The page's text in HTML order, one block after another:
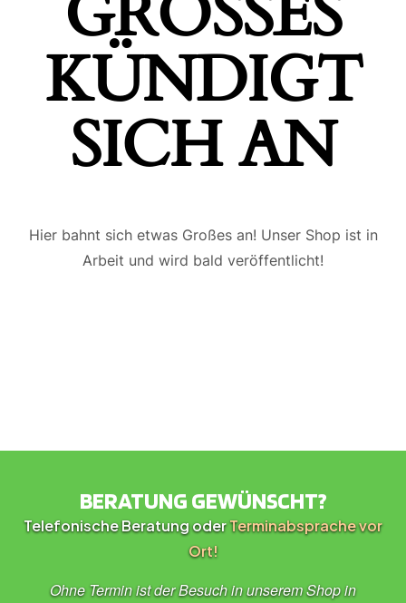
ÜNDIGT S
ICH AN
Hier bahnt sich etwas Großes an! Unser Shop ist in
Arbeit und wird bald veröffentlicht!
BERATUNG GEWÜNSCHT?
Telefonische Beratung oderTerminabsprache vor
Ort!
Ohne Termin ist der Besuch in unserem Shop in